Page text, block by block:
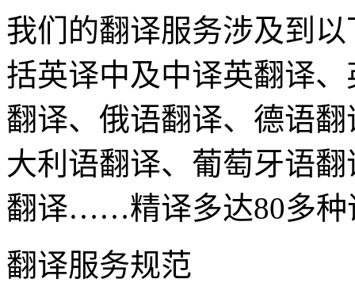
我们的翻译服务涉及到
括英译中及中译英翻译
翻译、俄语翻译、德语
大利语翻译、葡萄牙语
翻译……精译多达80多种
翻译服务规范